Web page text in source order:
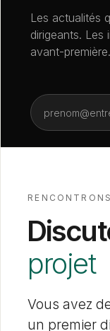
Les actualités
dirigeants. Les
avant-
projet
Vous avez
un premier